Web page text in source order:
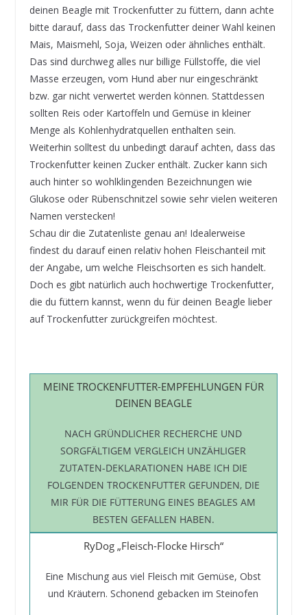
deinen Beagle mit Trockenfutter zu füttern, dann achte
bitte darauf, dass das Trockenfutter deiner Wahl keinen
Mais, Maismehl, Soja, Weizen oder ähnliches enthält.
Das sind durchweg alles nur billige Füllstoffe, die viel
Masse erzeugen, vom Hund aber nur eingeschränkt
bzw. gar nicht verwertet werden können. Stattdessen
sollten Reis oder Kartoffeln und Gemüse in kleiner
Menge als Kohlenhydratquellen enthalten sein.
Weiterhin solltest du unbedingt darauf achten, dass das
Trockenfutter keinen Zucker enthält. Zucker kann sich
auch hinter so wohlklingenden Bezeichnungen wie
Glukose oder Rübenschnitzel sowie sehr vielen weiteren
Namen verstecken!
Schau dir die Zutatenliste genau an! Idealerweise
findest du darauf einen relativ hohen Fleischanteil mit
der Angabe, um welche Fleischsorten es sich handelt.
Doch es gibt natürlich auch hochwertige Trockenfutter,
die du füttern kannst, wenn du für deinen Beagle lieber
auf Trockenfutter zurückgreifen möchtest.
MEINE TROCKENFUTTER-EMPFEHLUNGEN FÜR
DEINEN BEAGLE
NACH GRÜNDLICHER RECHERCHE UND
SORGFÄLTIGEM VERGLEICH UNZÄHLIGER
ZUTATEN-DEKLARATIONEN HABE ICH DIE
FOLGENDEN TROCKENFUTTER GEFUNDEN, DIE
MIR FÜR DIE FÜTTERUNG EINES BEAGLES AM
BESTEN GEFALLEN HABEN.
RyDog „Fleisch-Flocke Hirsch“
Eine Mischung aus viel Fleisch mit Gemüse, Obst
und Kräutern. Schonend gebacken im Steinofen